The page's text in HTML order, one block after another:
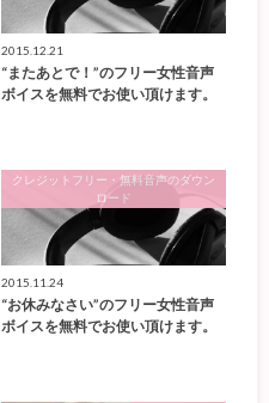
2015.12.21
“またあとで！”のフリー女性音声
ボイスを無料でお使い頂けます。
クレジットフリー・無料音声のダウン
ロード
2015.11.24
“お休みなさい”のフリー女性音声
ボイスを無料でお使い頂けます。